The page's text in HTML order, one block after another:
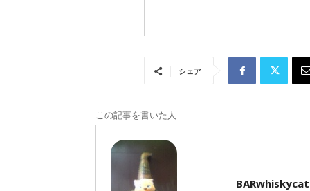
シェア
この記事を書いた人